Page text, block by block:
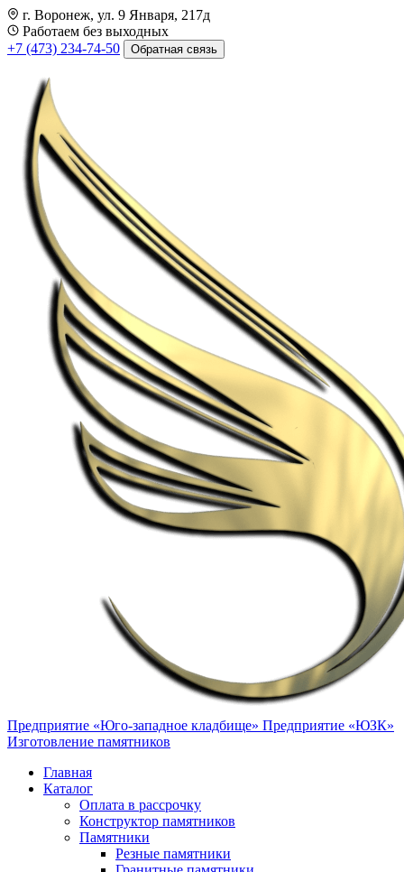
г. Воронеж, ул. 9 Января, 217д
Работаем без выходных
+7 (473) 234-74-50
Обратная связь
Предприятие «Юго-западное кладбище» Предприятие «ЮЗК»
Изготовление памятников
Главная
Каталог
Оплата в рассрочку
Конструктор памятников
Памятники
Резные памятники